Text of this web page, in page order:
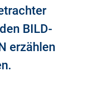
BILD-
erzählen